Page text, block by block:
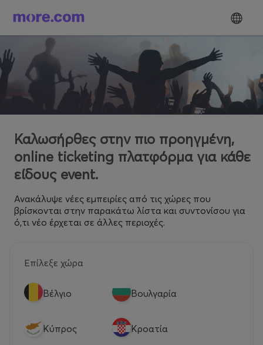
Καλωσήρθες στην πιο προηγμένη,
online ticketing πλατφόρμα για κάθε
είδους event.
Ανακάλυψε νέες εμπειρίες από τις χώρες που
βρίσκονται στην παρακάτω λίστα και συντονίσου για
ό,τι νέο έρχεται σε άλλες περιοχές.
Επίλεξε χώρα
Βέλγιο Βουλγαρία
Κύπρος Κροατία